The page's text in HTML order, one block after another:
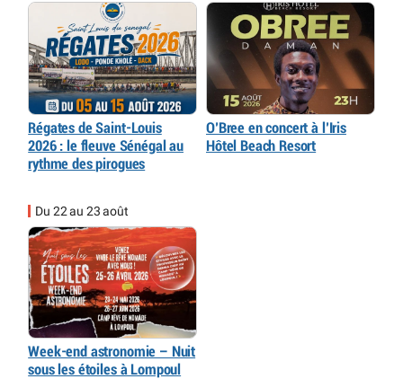
Régates de Saint-Louis
2026 : le fleuve Sénégal au
rythme des pirogues
O’Bree en concert à l’Iris
Hôtel Beach Resort
Du 22 au 23 août
Week-end astronomie – Nuit
sous les étoiles à Lompoul